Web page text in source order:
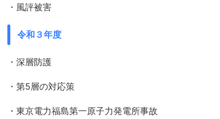
・風評被害
令和３年度
・深層防護
・第5層の対応策
・東京電力福島第一原子力発電所事故